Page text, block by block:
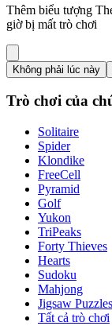
Thêm biểu tượng
giờ bị mất trò chơi
Không phải lúc này
Trò chơi của
Solitaire
Spider
Klondike
FreeCell
Pyramid
Golf
Yukon
TriPeaks
Forty Thieves
Hearts
Sudoku
Mahjong
Jigsaw Puzzles
Tất cả trò chơi